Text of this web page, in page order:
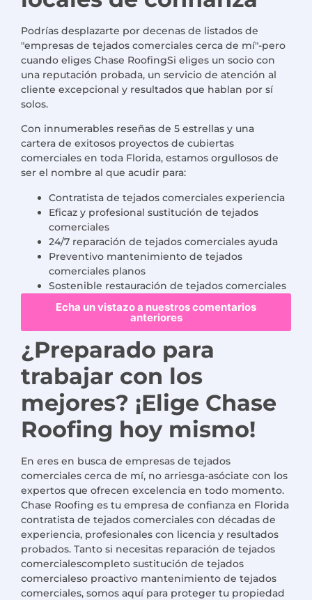
Podrías desplazarte por decenas de listados de
"empresas de tejados comerciales cerca de mí"-pero
cuando eliges Chase RoofingSi eliges un socio con
una reputación probada, un servicio de atención al
cliente excepcional y resultados que hablan por sí
solos.
Con innumerables reseñas de 5 estrellas y una
cartera de exitosos proyectos de cubiertas
comerciales en toda Florida, estamos orgullosos de
ser el nombre al que acudir para:
Contratista de tejados comerciales experiencia
Eficaz y profesional sustitución de tejados
comerciales
24/7 reparación de tejados comerciales ayuda
Preventivo mantenimiento de tejados
comerciales planos
Sostenible restauración de tejados comerciales
Echa un vistazo a nuestros comentarios
anteriores
¿Preparado para
trabajar con los
mejores? ¡Elige Chase
Roofing hoy mismo!
En eres en busca de empresas de tejados
comerciales cerca de mí, no arriesga-asóciate con los
expertos que ofrecen excelencia en todo momento.
Chase Roofing es tu empresa de confianza en Florida
contratista de tejados comerciales con décadas de
experiencia, profesionales con licencia y resultados
probados. Tanto si necesitas reparación de tejados
comercialescompleto sustitución de tejados
comercialeso proactivo mantenimiento de tejados
comerciales, somos aquí para proteger tu propiedad